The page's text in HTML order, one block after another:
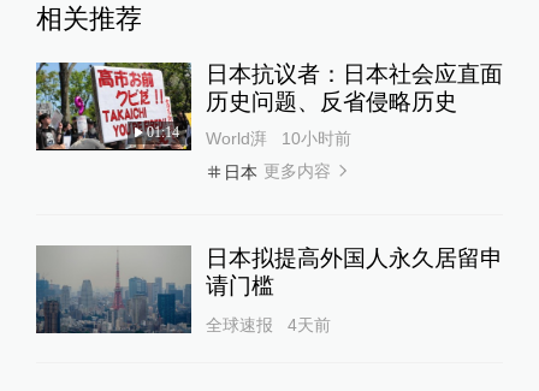
相关推荐
01:14
日本抗议者：日本社会应直面
历史问题、反省侵略历史
World湃
10小时前
日本 更多内容
日本拟提高外国人永久居留申
请门槛
全球速报 4天前